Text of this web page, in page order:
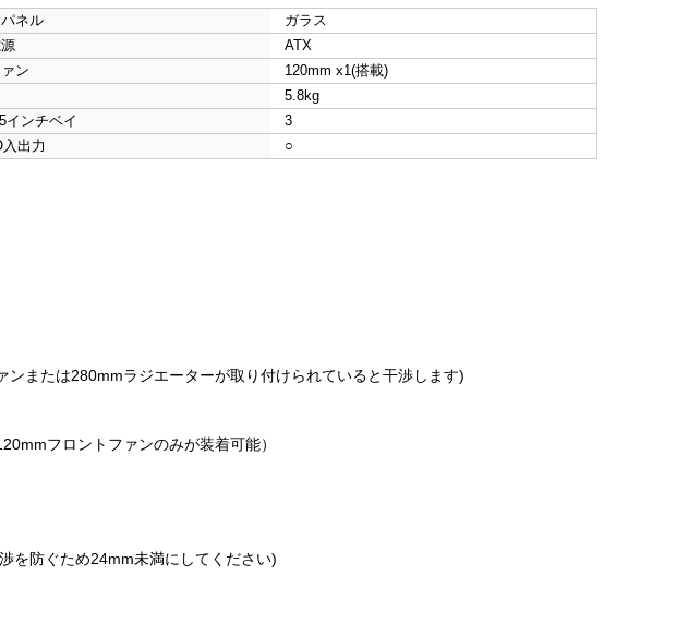
ネル
ガラス
ATX
ン
120mm x1(搭載)
5.8kg
インチベイ
3
出力 ○
または280mmラジエーターが取り付けられていると干渉します)
フロントファンのみが装着可能）
を防ぐため24mm未満にしてください)